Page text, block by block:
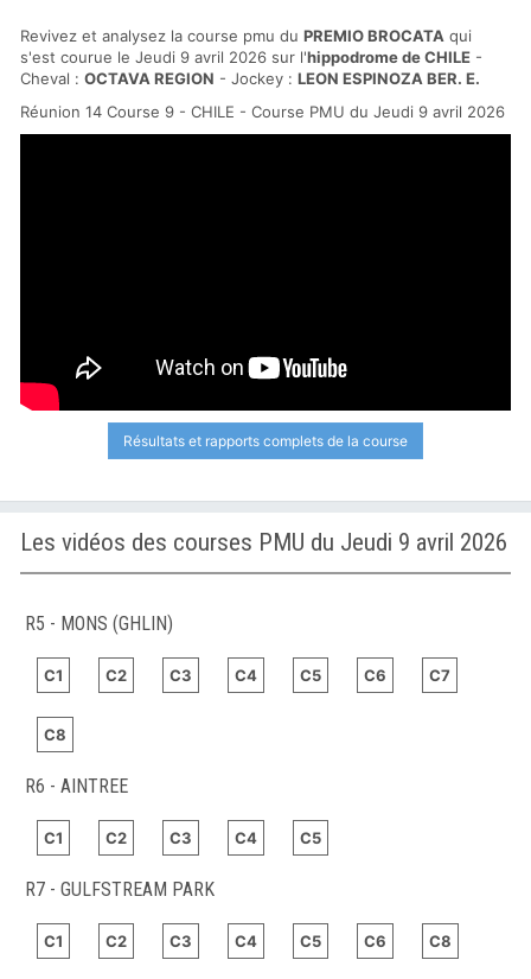
Revivez et analysez la course pmu du PREMIO BROCATA qui
s'est courue le Jeudi 9 avril 2026 sur l'hippodrome de CHILE -
Cheval : OCTAVA REGION - Jockey : LEON ESPINOZA BER. E.
Réunion 14 Course 9 - CHILE - Course PMU du Jeudi 9 avril 2026
Résultats et rapports complets de la course
Les vidéos des courses PMU du Jeudi 9 avril 2026
R5 - MONS (GHLIN)
C1 C2 C3 C4 C5 C6 C7
C8
R6 - AINTREE
C1 C2 C3 C4 C5
R7 - GULFSTREAM PARK
C1 C2 C3 C4 C5 C6 C8